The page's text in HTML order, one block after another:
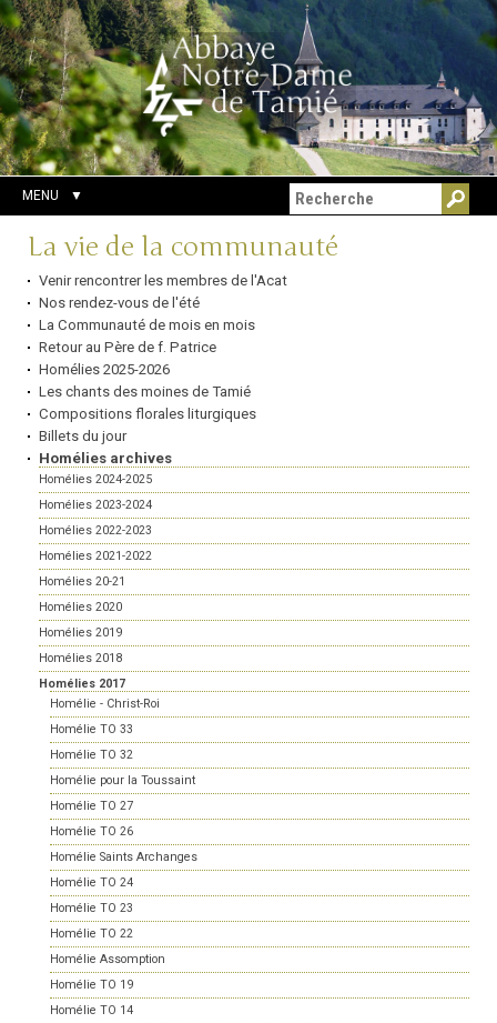
Aller
au
contenu.
|
Aller
à
la
navigation
Outils
personnels
Chercher par
Recherche
avancée…
MENU
Navigation
La vie de la communauté
Venir rencontrer les membres de l'Acat
Nos rendez-vous de l'été
La Communauté de mois en mois
Retour au Père de f. Patrice
Homélies 2025-2026
Les chants des moines de Tamié
Compositions florales liturgiques
Billets du jour
Homélies archives
Homélies 2024-2025
Homélies 2023-2024
Homélies 2022-2023
Homélies 2021-2022
Homélies 20-21
Homélies 2020
Homélies 2019
Homélies 2018
Homélies 2017
Homélie - Christ-Roi
Homélie TO 33
Homélie TO 32
Homélie pour la Toussaint
Homélie TO 27
Homélie TO 26
Homélie Saints Archanges
Homélie TO 24
Homélie TO 23
Homélie TO 22
Homélie Assomption
Homélie TO 19
Homélie TO 14